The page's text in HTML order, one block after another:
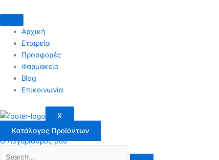
στο
περιεχόμενο
Αρχική
Εταιρεία
Προσφορές
Φαρμακείο
Blog
Επικοινωνία
X
Κατάλογος Προϊόντων
Ο Λογαριασμός μου